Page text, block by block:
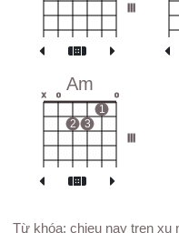
Am
x o
2 3
1
o
Từ khóa: chieu nay tren xu